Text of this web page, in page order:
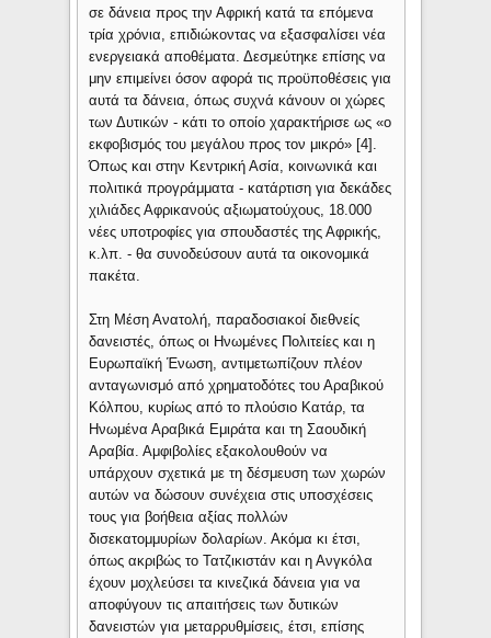
σε δάνεια προς την Αφρική κατά τα επόμενα
τρία χρόνια, επιδιώκοντας να εξασφαλίσει νέα
ενεργειακά αποθέματα. Δεσμεύτηκε επίσης να
μην επιμείνει όσον αφορά τις προϋποθέσεις για
αυτά τα δάνεια, όπως συχνά κάνουν οι χώρες
των Δυτικών - κάτι το οποίο χαρακτήρισε ως «ο
εκφοβισμός του μεγάλου προς τον μικρό» [4].
Όπως και στην Κεντρική Ασία, κοινωνικά και
πολιτικά προγράμματα - κατάρτιση για δεκάδες
χιλιάδες Αφρικανούς αξιωματούχους, 18.000
νέες υποτροφίες για σπουδαστές της Αφρικής,
κ.λπ. - θα συνοδεύσουν αυτά τα οικονομικά
πακέτα.
Στη Μέση Ανατολή, παραδοσιακοί διεθνείς
δανειστές, όπως οι Ηνωμένες Πολιτείες και η
Ευρωπαϊκή Ένωση, αντιμετωπίζουν πλέον
ανταγωνισμό από χρηματοδότες του Αραβικού
Κόλπου, κυρίως από το πλούσιο Κατάρ, τα
Ηνωμένα Αραβικά Εμιράτα και τη Σαουδική
Αραβία. Αμφιβολίες εξακολουθούν να
υπάρχουν σχετικά με τη δέσμευση των χωρών
αυτών να δώσουν συνέχεια στις υποσχέσεις
τους για βοήθεια αξίας πολλών
δισεκατομμυρίων δολαρίων. Ακόμα κι έτσι,
όπως ακριβώς το Τατζικιστάν και η Ανγκόλα
έχουν μοχλεύσει τα κινεζικά δάνεια για να
αποφύγουν τις απαιτήσεις των δυτικών
δανειστών για μεταρρυθμίσεις, έτσι, επίσης